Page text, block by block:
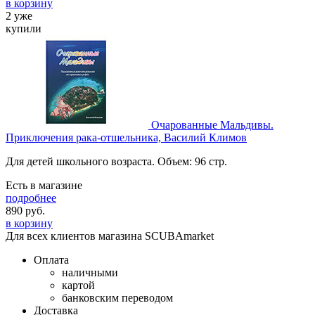
в корзину
2 уже
купили
Очарованные Мальдивы.
Приключения рака-отшельника, Василий Климов
Для детей школьного возраста. Объем: 96 стр.
Есть в магазине
подробнее
890 руб.
в корзину
Для всех клиентов магазина SCUBAmarket
Оплата
наличными
картой
банковским переводом
Доставка